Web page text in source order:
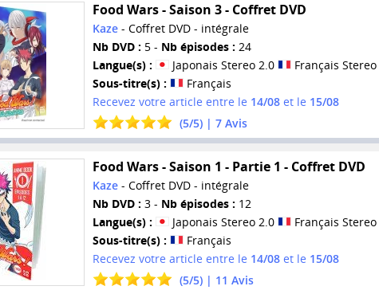
Food Wars - Saison 3 - Coffret DVD
Kaze- Coffret DVD - intégrale
Nb DVD : 5 - Nb épisodes : 24
Langue(s) :
Japonais Stereo 2.0
Français
Sous-titre(s) :
Français
Recevez votre article entre le 14/08et le 15/08
(5/5) | 7Avis
Food Wars - Saison 1 - Partie 1 - Coffret DVD
Kaze- Coffret DVD - intégrale
Nb DVD : 3 - Nb épisodes : 12
Langue(s) :
Japonais Stereo 2.0
Français
Sous-titre(s) :
Français
Recevez votre article entre le 14/08et le 15/08
(5/5) | 11 Avis